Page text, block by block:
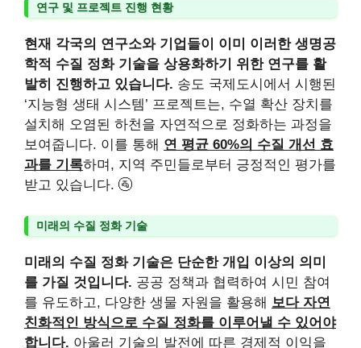
연구 및 프로젝트 진행 현황
현재 각국의 연구소와 기업들이 이미 이러한 생명공
학적 수질 정화 기술을 상용화하기 위한 연구를 활
발히 진행하고 있습니다. 송도 국제도시에서 시행된
‘지능형 생태 시스템’ 프로젝트는, 수열 확산 장치를
설치해 오염된 하천을 자연적으로 정화하는 과정을
보여줍니다. 이를 통해 연 평균 60%의 수질 개선 효
과를 기록하며, 지역 주민들로부터 긍정적인 평가를
받고 있습니다. 🚰
미래의 수질 정화 기술
미래의 수질 정화 기술은 단순한 개입 이상의 의미
를 가질 것입니다. 공공 정책과 협력하여 시민 참여
를 유도하고, 다양한 생물 자원을 활용해 보다 자연
친화적인 방식으로 수질 정화를 이루어낼 수 있어야
합니다. 아울러 기술의 발전에 따른 경제적 이익을